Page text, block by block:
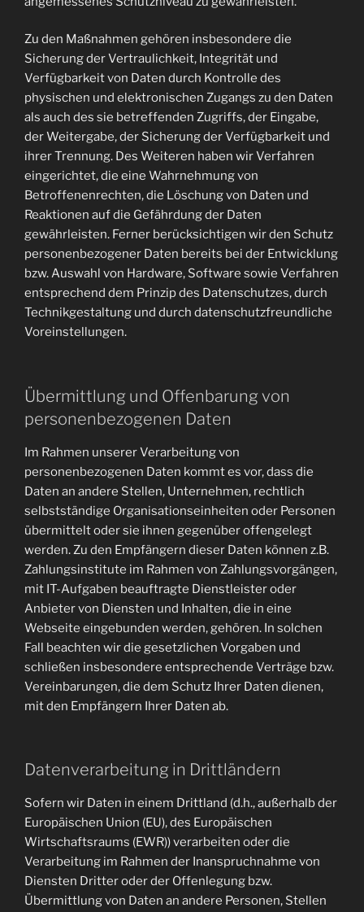
Zu den Maßnahmen gehören insbesondere die
Sicherung der Vertraulichkeit, Integrität und
Verfügbarkeit von Daten durch Kontrolle des
physischen und elektronischen Zugangs zu den Daten
als auch des sie betreffenden Zugriffs, der Eingabe,
der Weitergabe, der Sicherung der Verfügbarkeit und
ihrer Trennung. Des Weiteren haben wir Verfahren
eingerichtet, die eine Wahrnehmung von
Betroffenenrechten, die Löschung von Daten und
Reaktionen auf die Gefährdung der Daten
gewährleisten. Ferner berücksichtigen wir den Schutz
personenbezogener Daten bereits bei der Entwicklung
bzw. Auswahl von Hardware, Software sowie Verfahren
entsprechend dem Prinzip des Datenschutzes, durch
Technikgestaltung und durch datenschutzfreundliche
Voreinstellungen.
Übermittlung und Offenbarung von
personenbezogenen Daten
Im Rahmen unserer Verarbeitung von
personenbezogenen Daten kommt es vor, dass die
Daten an andere Stellen, Unternehmen, rechtlich
selbstständige Organisationseinheiten oder Personen
übermittelt oder sie ihnen gegenüber offengelegt
werden. Zu den Empfängern dieser Daten können z.B.
Zahlungsinstitute im Rahmen von Zahlungsvorgängen,
mit IT-Aufgaben beauftragte Dienstleister oder
Anbieter von Diensten und Inhalten, die in eine
Webseite eingebunden werden, gehören. In solchen
Fall beachten wir die gesetzlichen Vorgaben und
schließen insbesondere entsprechende Verträge bzw.
Vereinbarungen, die dem Schutz Ihrer Daten dienen,
mit den Empfängern Ihrer Daten ab.
Datenverarbeitung in Drittländern
Sofern wir Daten in einem Drittland (d.h., außerhalb der
Europäischen Union (EU), des Europäischen
Wirtschaftsraums (EWR)) verarbeiten oder die
Verarbeitung im Rahmen der Inanspruchnahme von
Diensten Dritter oder der Offenlegung bzw.
Übermittlung von Daten an andere Personen, Stellen